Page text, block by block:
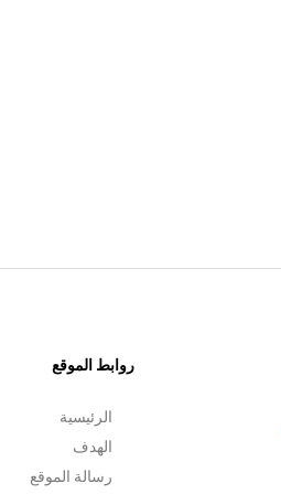
روابط الموقع
الرئيسية
الهدف
رسالة الموقع